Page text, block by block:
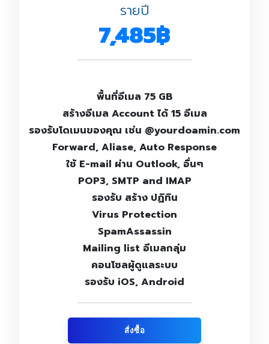
รายปี
7,485฿
พื้นที่อีเมล 75 GB
สร้างอีเมล Account ได้ 15 อีเมล
รองรับโดเมนของคุณ เช่น @yourdoamin.com
Forward, Aliase, Auto Response
ใช้ E-mail ผ่าน Outlook, อื่นๆ
POP3, SMTP and IMAP
รองรับ สร้าง ปฏิทิน
Virus Protection
SpamAssassin
Mailing list อีเมลกลุ่ม
คอนโซลผู้ดูแลระบบ
รองรับ iOS, Android
สั่งซื้อ